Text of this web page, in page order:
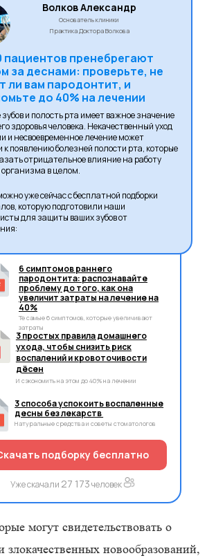
Волков Александр
Основатель клиники
Практика Доктора Волкова
пациентов пренебрегают
за деснами: проверьте, не
ли вам пародонтит, и
до 40% на лечении
зубов и полость рта имеет важное значение
здоровья человека. Некачественный уход
и несвоевременное лечение может
к появлению болезней полости рта, которые
отрицательное влияние на работу
в целом.
уже сейчас с бесплатной подборки
которую подготовили наши
для защиты ваших зубов от
6 симптомов раннего
пародонтита: распознавайте
проблему до того, как она
увеличит затраты на лечение на
40%
Те самые 6 симптомов, которые увеличивают
затраты
3 простых правила домашнего
ухода, чтобы снизить риск
воспалений и кровоточивости
дёсен
И сэкономить на этом до 40% на лечении
3 способа успокоить воспаленные
десны без лекарств
Натуральные средства и советы стоматологов
подборку бесплатно
Уже скачали 27 173человек
могут свидетельствовать о
злокачественных новообразований,